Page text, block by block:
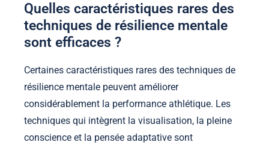
Quelles caractéristiques rares des
techniques de résilience mentale
sont efficaces ?
Certaines caractéristiques rares des techniques de
résilience mentale peuvent améliorer
considérablement la performance athlétique. Les
techniques qui intègrent la visualisation, la pleine
conscience et la pensée adaptative sont